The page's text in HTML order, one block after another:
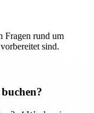
Fragen rund um
sind.